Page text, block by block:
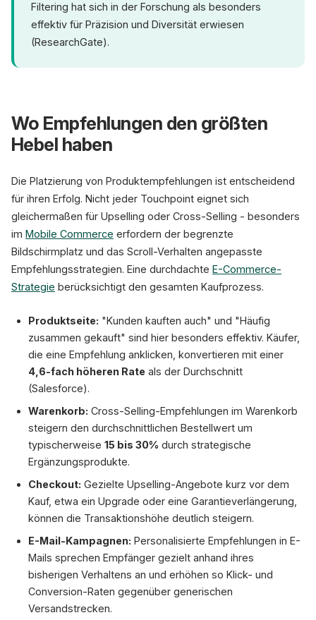
Filtering hat sich in der Forschung als besonders
effektiv für Präzision und Diversität erwiesen
(ResearchGate).
Wo Empfehlungen den größten
Hebel haben
Die Platzierung von Produktempfehlungen ist entscheidend
für ihren Erfolg. Nicht jeder Touchpoint eignet sich
gleichermaßen für Upselling oder Cross-Selling - besonders
im Mobile Commerce erfordern der begrenzte
Bildschirmplatz und das Scroll-Verhalten angepasste
Empfehlungsstrategien. Eine durchdachte E-Commerce-
Strategie berücksichtigt den gesamten Kaufprozess.
Produktseite: "Kunden kauften auch" und "Häufig
zusammen gekauft" sind hier besonders effektiv. Käufer,
die eine Empfehlung anklicken, konvertieren mit einer
4,6-fach höheren Rate als der Durchschnitt
(Salesforce).
Warenkorb: Cross-Selling-Empfehlungen im Warenkorb
steigern den durchschnittlichen Bestellwert um
typischerweise 15 bis 30% durch strategische
Ergänzungsprodukte.
Checkout: Gezielte Upselling-Angebote kurz vor dem
Kauf, etwa ein Upgrade oder eine Garantieverlängerung,
können die Transaktionshöhe deutlich steigern.
E-Mail-Kampagnen: Personalisierte Empfehlungen in E-
Mails sprechen Empfänger gezielt anhand ihres
bisherigen Verhaltens an und erhöhen so Klick- und
Conversion-Raten gegenüber generischen
Versandstrecken.